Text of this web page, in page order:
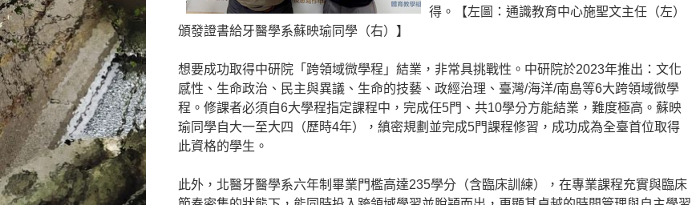
得。【左圖：通識教育中心施聖文主任（左）
頒發證書給牙醫學系蘇映瑜同學（右）】
想要成功取得中研院「跨領域微學程」結業，非常具挑戰性。中研院於2023年推出：文化
感性、生命政治、民主與異議、生命的技藝、政經治理、臺灣/海洋/南島等6大跨領域微學
程。修課者必須自6大學程指定課程中，完成任5門、共10學分方能結業，難度極高。蘇映
瑜同學自大一至大四（歷時4年），縝密規劃並完成5門課程修習，成功成為全臺首位取得
此資格的學生。
此外，北醫牙醫學系六年制畢業門檻高達235學分（含臨床訓練），在專業課程充實與臨床